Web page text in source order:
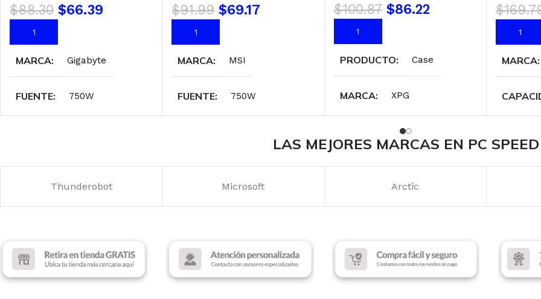
$88.30 $66.39
AÑADIR AL CARRITO
MARCA Gigabyte
FUENTE 750W
80 Plus Bronze
$91.99 $69.17
AÑADIR AL CARRITO
MARCA MSI
FUENTE 750W
80 Plus Bronze
$100.87 $86.22
AÑADIR AL CARRITO
PRODUCTO Case
MARCA XPG
Sin fuente
RANURAS DE EXPANCIÓN
COLOR Black
$
AÑADIR
MARCA
450
LAS MEJORES MARCAS EN PC SPEED
Thunderobot Microsoft Arctic